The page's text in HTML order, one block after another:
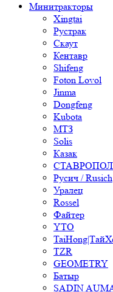
Минитракторы
Xingtai
Рустрак
Скаут
Кентавр
Shifeng
Foton Lovol
Jinma
Dongfeng
Kubota
МТЗ
Solis
Казак
Русич / Rusich
Уралец
Rossel
Файтер
YTO
TZR
GEOMETRY
Батыр
SADIN